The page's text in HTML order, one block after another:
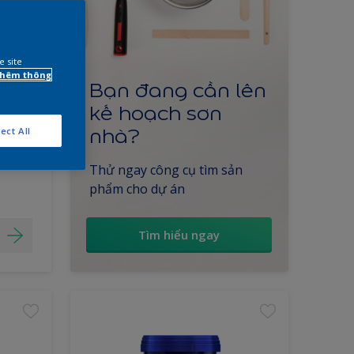
sâu
hiệu
Bạn đang cần lên
kế hoạch sơn
nhà?
Thử ngay công cụ tìm sản
phẩm cho dự án
Tìm hiểu ngay
site
thông
All